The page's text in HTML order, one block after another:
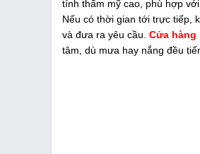
tính thẩm mỹ cao, phù hợp
Nếu có thời gian tới trực tiếp,
và đưa ra yêu cầu. Cửa hàng
tâm, dù mưa hay nắng đều